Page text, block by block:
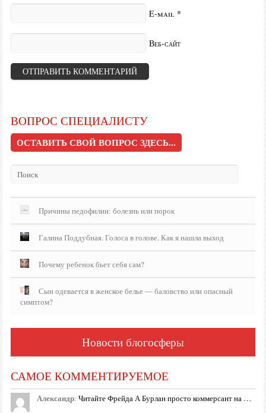
E-mail *
Веб-сайт
ВОПРОС СПЕЦИАЛИСТУ
ОСТАВИТЬ СВОЙ ВОПРОС ЗДЕСЬ...
Причины педофилии: болезнь или порок
Галина Поддубная. Голоса в голове. Как я нашла выход
Почему ребенок бьет себя сам?
Сын одевается в женское белье — баловство или опасный
симптом?
Новости блогосферы
САМОЕ КОММЕНТИРУЕМОЕ
Александр: Читайте Фрейда А Бурлан просто коммерсант на …